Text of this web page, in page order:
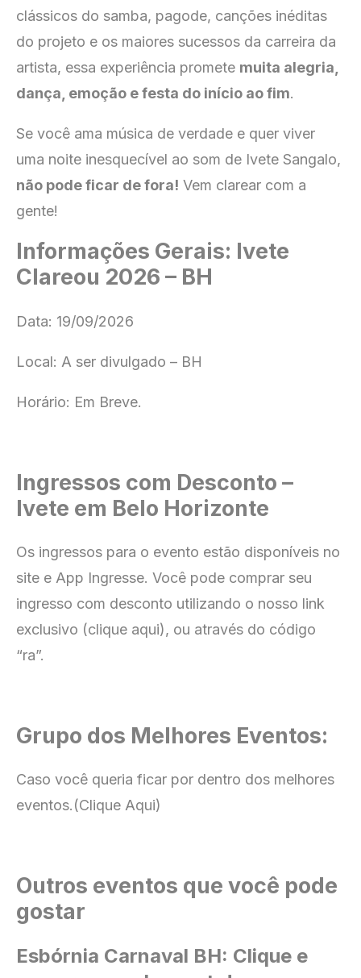
clássicos do samba, pagode, canções inéditas
do projeto e os maiores sucessos da carreira da
artista, essa experiência promete muita alegria,
dança, emoção e festa do início ao fim.
Se você ama música de verdade e quer viver
uma noite inesquecível ao som de Ivete Sangalo,
não pode ficar de fora! Vem clarear com a
gente!
Informações Gerais: Ivete
Clareou 2026 – BH
Data: 19/09/2026
Local: A ser divulgado – BH
Horário: Em Breve.
Ingressos com Desconto –
Ivete em Belo Horizonte
Os ingressos para o evento estão disponíveis no
site e App Ingresse. Você pode comprar seu
ingresso com desconto utilizando o nosso link
exclusivo (clique aqui), ou através do código
“ra”.
Grupo dos Melhores Eventos:
Caso você queria ficar por dentro dos melhores
eventos.(Clique Aqui)
Outros eventos que você pode
gostar
Esbórnia Carnaval BH: Clique e